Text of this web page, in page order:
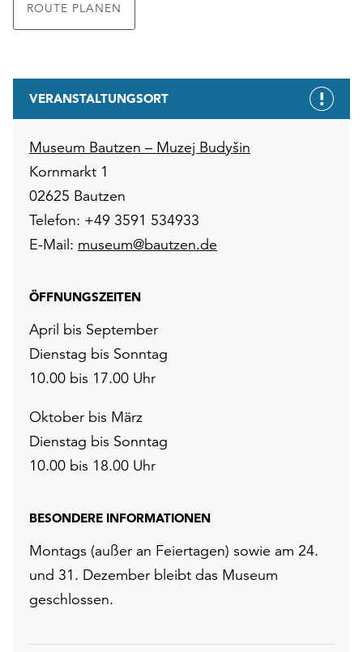
ROUTE PLANEN
VERANSTALTUNGSORT
Museum Bautzen – Muzej Budyšin
Kornmarkt 1
02625 Bautzen
Telefon: +49 3591 534933
E-Mail: museum@bautzen.de
ÖFFNUNGSZEITEN
April bis September
Dienstag bis Sonntag
10.00 bis 17.00 Uhr
Oktober bis März
Dienstag bis Sonntag
10.00 bis 18.00 Uhr
BESONDERE INFORMATIONEN
Montags (außer an Feiertagen) sowie am 24.
und 31. Dezember bleibt das Museum
geschlossen.